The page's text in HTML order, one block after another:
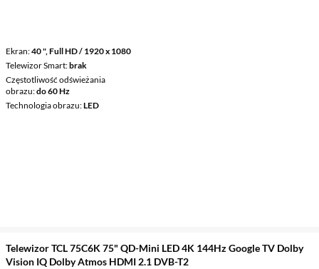
Ekran 40 ", Full HD / 1920 x 1080
Telewizor Smart brak
Częstotliwość odświeżania
obrazu do 60 Hz
Technologia obrazu LED
Telewizor TCL 75C6K 75" QD-Mini LED 4K 144Hz Google TV Dolby
Vision IQ Dolby Atmos HDMI 2.1 DVB-T2